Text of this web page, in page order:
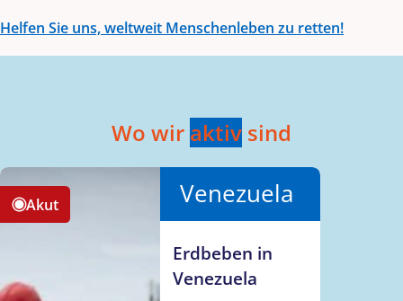
Helfen Sie uns, weltweit Menschenleben zu retten!
Wo wir aktiv sind
Akut Venezuela
Erdbeben in
Venezuela